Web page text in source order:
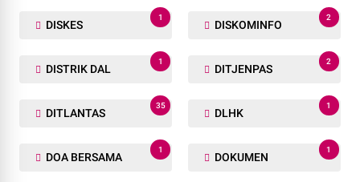
DISKES
1
DISKOMINFO
2
DISTRIK DAL
1
DITJENPAS
2
DITLANTAS
35
DLHK
1
DOA BERSAMA
1
DOKUMEN
1